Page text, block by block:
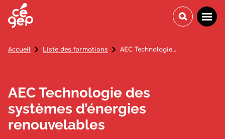
AEC Technologie des
systèmes d’énergies
renouvelables
Accueil Liste des formations AEC Technologie des systèmes d’énergies renouvelables